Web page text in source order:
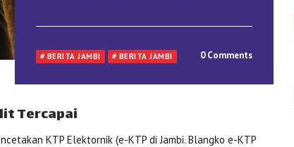
# BERITA JAMBI # BERITA JAMBI 0 Comments
Tercapai
KTP Elektornik (e-KTP di Jambi. Blangko e-KTP